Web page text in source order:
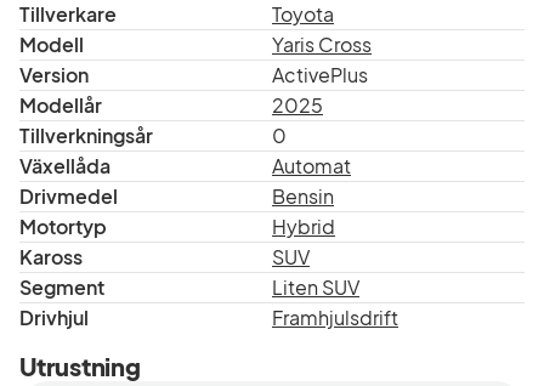
Tillverkare
Toyota
Modell
Yaris Cross
Version
ActivePlus
Modellår
2025
Tillverkningsår
0
Växellåda
Automat
Drivmedel
Bensin
Motortyp
Hybrid
Kaross
SUV
Segment
Liten SUV
Drivhjul
Framhjulsdrift
Utrustning